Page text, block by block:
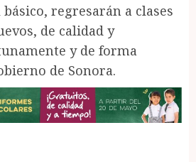
regresarán a clases
de calidad y
y de forma
de Sonora.